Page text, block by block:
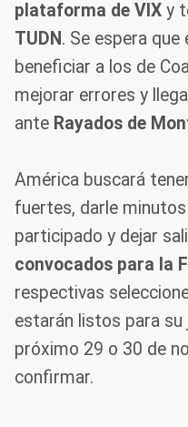
plataforma de VIX y
TUDN. Se espera
beneficiar a los de
mejorar errores y
ante Rayados de
América buscará
fuertes, darle
participado y dejar
convocados para la
respectivas
estarán listos para su
próximo 29 o 30 de
confirmar.